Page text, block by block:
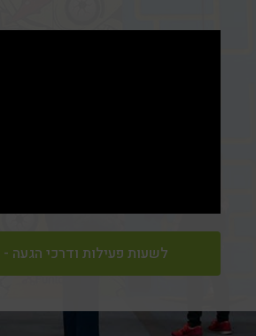
לשעות פעילות ודרכי הגעה -